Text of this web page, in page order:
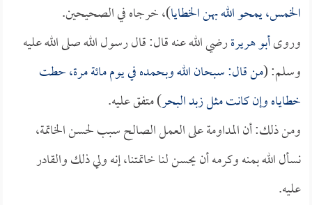
الخمس، يمحو الله بهن الخطايا)، خرجاه في الصحيحين.
وروىأبو هريرةرضي الله عنه قال: قال رسول الله صلى الله عليه
وسلم: (من قال: سبحان الله وبحمده في يوم مائة مرة، حطت
خطاياه وإن كانت مثل زبد البحر) متفق عليه.
ومن ذلك: أن المداومة على العمل الصالح سبب لحسن الخاتمة،
نسأل الله بمنه وكرمه أن يحسن لنا خاتمتنا، إنه ولي ذلك والقادر
عليه.